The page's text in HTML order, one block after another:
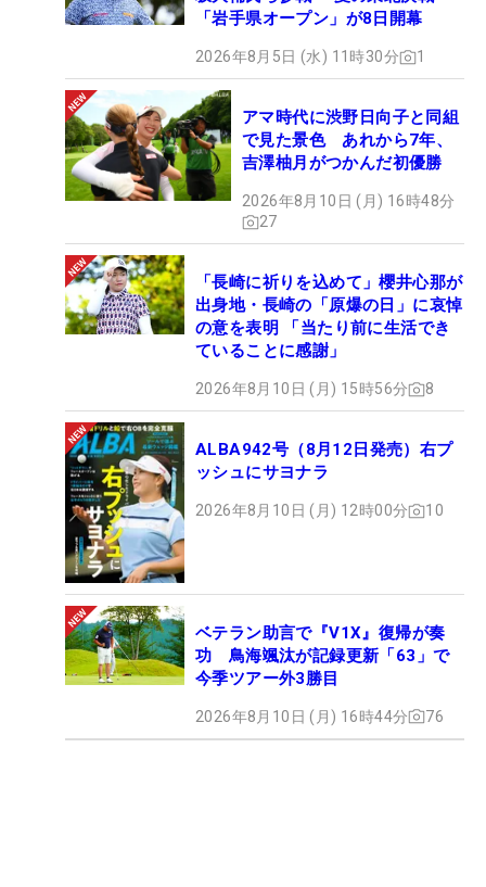
「岩手県オープン」が8日開幕
2026年8月5日 (水) 11時30分 1
アマ時代に渋野日向子と同組
で見た景色 あれから7年、
吉澤柚月がつかんだ初優勝
2026年8月10日 (月) 16時48分
27
「長崎に祈りを込めて」櫻井心那が
出身地・長崎の「原爆の日」に哀悼
の意を表明 「当たり前に生活でき
ていることに感謝」
2026年8月10日 (月) 15時56分 8
ALBA942号（8月12日発売）右プ
ッシュにサヨナラ
2026年8月10日 (月) 12時00分 10
ベテラン助言で『V1X』復帰が奏
功 鳥海颯汰が記録更新「63」で
今季ツアー外3勝目
2026年8月10日 (月) 16時44分 76